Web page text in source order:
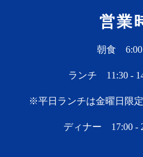
営業
朝食 6:00
ランチ 11:30 -
※平日ランチは金曜日限
ディナー 17:00 -